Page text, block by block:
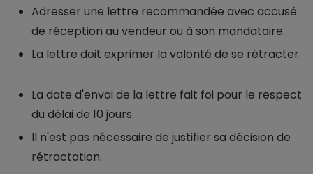
Adresser une lettre recommandée avec accusé
de réception au vendeur ou à son mandataire.
La lettre doit exprimer la volonté de se rétracter.
La date d'envoi de la lettre fait foi pour le respect
du délai de 10 jours.
Il n'est pas nécessaire de justifier sa décision de
rétractation.